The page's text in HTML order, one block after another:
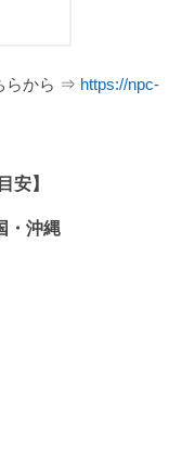
らから ⇒ https://npc-
安】
・沖縄